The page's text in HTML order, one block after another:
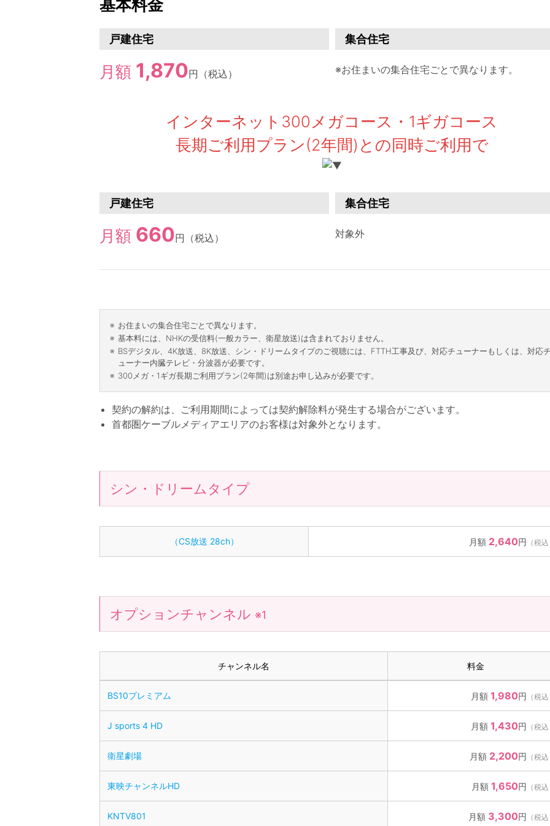
基本料金
戸建住宅
月額 1,870円 （税込）
集合住宅
※お住まいの集合住宅ごとで異なります。
インターネット300メガコース ・1ギガコース
長期ご利用プラン(2年間)との同時ご利用で
戸建住宅
月額 660円 （税込）
集合住宅
対象外
お住まいの集合住宅ごとで異なります。
基本料には、NHKの受信料(一般カラー、衛星放送)は含まれておりません。
BSデジタル、4K放送、8K放送、シン・ドリームタイプのご視聴には、FTTH工事及び、対応チューナーもしくは、対応
ューナー内臓テレビ・分波器が必要です。
300メガ・ 1ギガ長期ご利用プラン(2年間)は別途お申し込みが必要です。
契約の解約は、ご利用期間によっては契約解除料が発生する場合がございます。
首都圏ケーブルメディアエリアのお客様は対象外となります。
シン・ドリームタイプ
（CS放送 28ch） 月額 2,640円 （税
オプションチャンネル ※1
チャンネル名 料金
BS10プレミアム 月額 1,980円 （税
J sports 4 HD 月額 1,430円 （税
衛星劇場 月額 2,200円 （税
東映チャンネルHD 月額 1,650円 （税
KNTV801 月額 3,300円 （税